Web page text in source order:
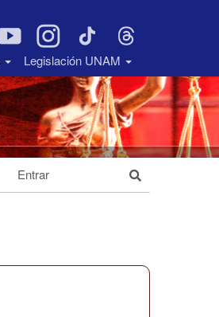
Legislación UNAM
Entrar